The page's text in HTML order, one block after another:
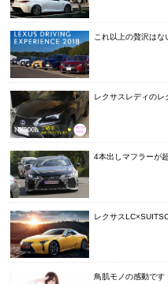
これ以上の贅沢はな
レクサスレディのレ
4本出しマフラーが
レクサス
鳥肌モノの感動で